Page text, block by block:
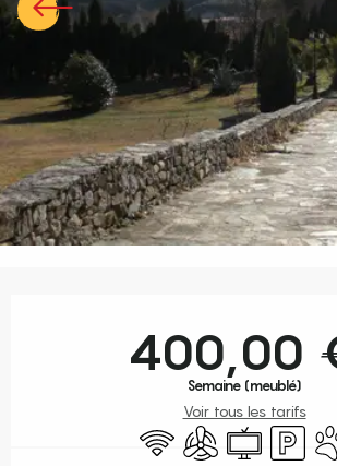
400,00
Semaine (meublé)
Voir tous les tarifs
WiFi Air conditionné
Télévision
Parking